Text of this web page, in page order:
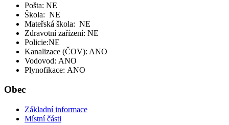
Pošta: NE
Škola: NE
Mateřská škola: NE
Zdravotní zařízení: NE
Policie:NE
Kanalizace (ČOV): ANO
Vodovod: ANO
Plynofikace: ANO
Obec
Základní informace
Místní části